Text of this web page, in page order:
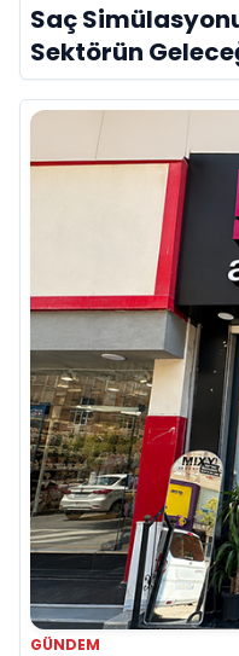
Saç
Sektörün
GÜNDEM